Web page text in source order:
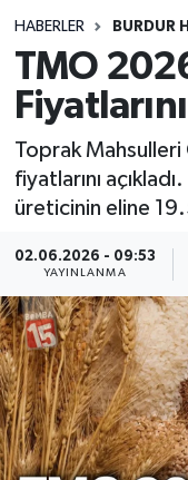
HABERLER BURDUR
TMO
Toprak Mahsulleri
fiyatlarını
üreticinin eline
02.06.2026 - 09:53
YAYINLANMA
Spor
Tebrik
Türkiye